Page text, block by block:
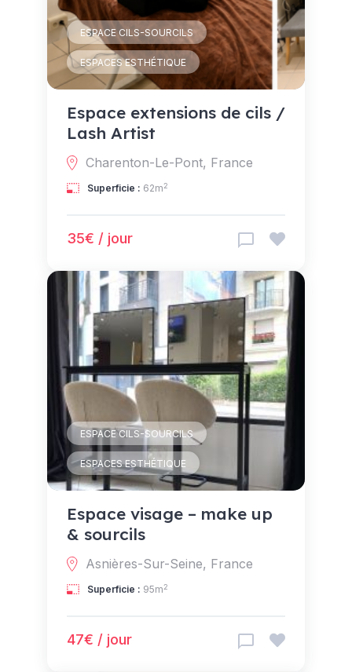
ESPACE CILS-SOURCILS
ESPACES ESTHÉTIQUE
Espace extensions de cils /
Lash Artist
Charenton-Le-Pont, France
Superficie : 62m2
35€ / jour
ESPACE CILS-SOURCILS
ESPACES ESTHÉTIQUE
Espace visage – make up
& sourcils
Asnières-Sur-Seine, France
Superficie : 95m2
47€ / jour